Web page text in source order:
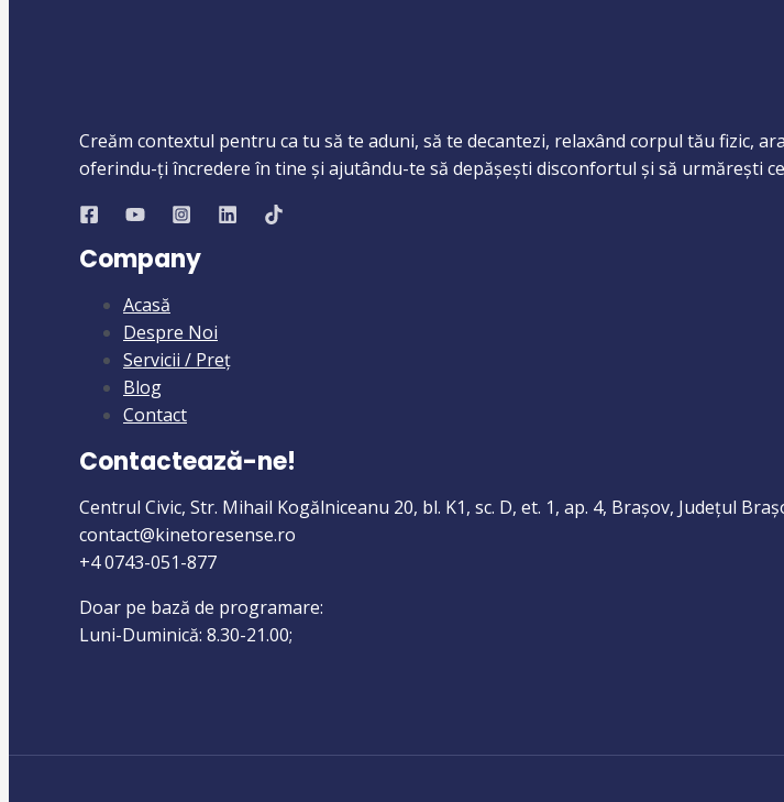
Creăm contextul pentru ca tu să te aduni, să te decantezi, relaxând corpul tău fizic,
oferindu-ți încredere în tine și ajutându-te să depășești disconfortul și să urmărești
Company
Acasă
Despre Noi
Servicii / Preț
Blog
Contact
Contactează-ne!
Centrul Civic, Str. Mihail Kogălniceanu 20, bl. K1, sc. D, et. 1, ap. 4, Brașov, Județul
contact@kinetoresense.ro​
+4 0743-051-877
Doar pe bază de programare:
Luni-Duminică: 8.30-21.00;